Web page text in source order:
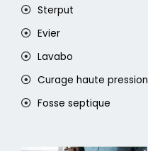
Sterput
Evier
Lavabo
Curage haute pression
Fosse septique